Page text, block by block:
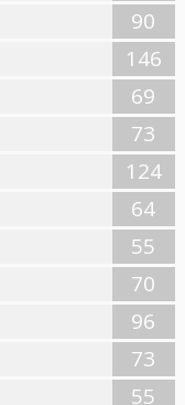
90
146
69
73
124
64
55
70
96
73
55